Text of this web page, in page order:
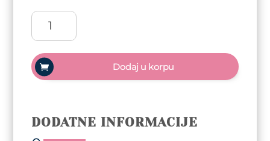
Arty
Nails
top
coat
10ml
Dodaj u korpu
DODATNE INFORMACIJE